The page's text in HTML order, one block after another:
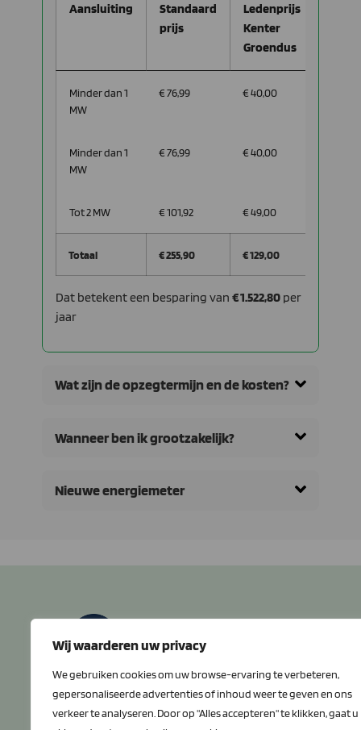
Wij waarderen uw privacy
We gebruiken cookies om uw browse-ervaring te verbeteren,
gepersonaliseerde advertenties of inhoud weer te geven en ons
verkeer te analyseren. Door op "Alles accepteren" te klikken, gaat u
Aansluiting
Standaard
prijs
Ledenprijs
Kenter
Groendus
Minder dan 1
MW
€ 76,99 € 40,00
Minder dan 1
MW
€ 76,99 € 40,00
Tot 2 MW € 101,92 € 49,00
Totaal € 255,90 € 129,00
Dat betekent een besparing van € 1.522,80 per
jaar
Wat zijn de opzegtermijn en de kosten?
Wanneer ben ik grootzakelijk?
Nieuwe energiemeter